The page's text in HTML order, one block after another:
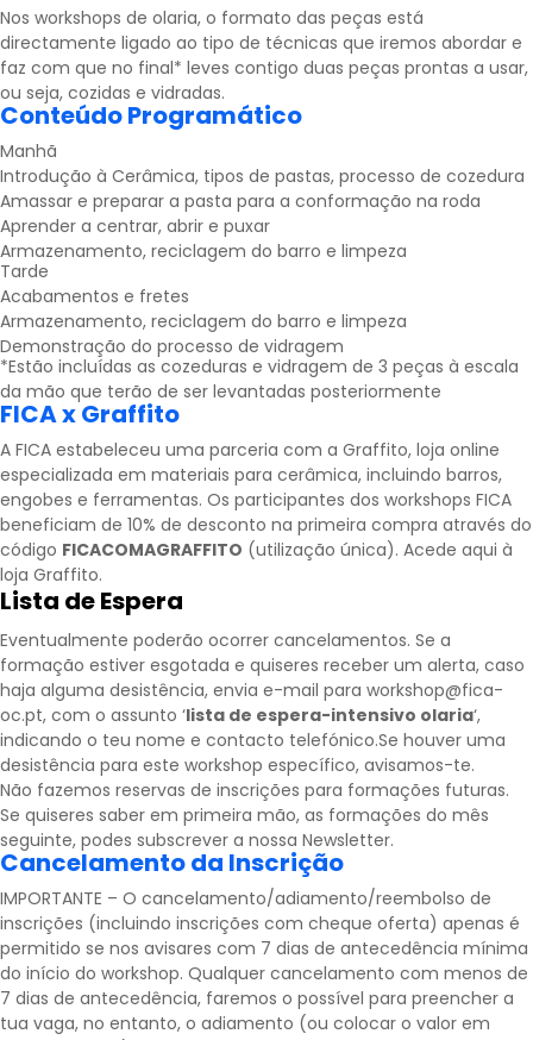
Nos workshops de olaria, o formato das peças está
directamente ligado ao tipo de técnicas que iremos abordar e
faz com que no final* leves contigo duas peças prontas a usar,
ou seja, cozidas e vidradas.
Conteúdo Programático
Manhã
Introdução à Cerâmica, tipos de pastas, processo de cozedura
Amassar e preparar a pasta para a conformação na roda
Aprender a centrar, abrir e puxar
Armazenamento, reciclagem do barro e limpeza
Tarde
Acabamentos e fretes
Armazenamento, reciclagem do barro e limpeza
Demonstração do processo de vidragem
*Estão incluídas as cozeduras e vidragem de 3 peças à escala
da mão que terão de ser levantadas posteriormente
FICA x Graffito
A FICA estabeleceu uma parceria com a Graffito, loja online
especializada em materiais para cerâmica, incluindo barros,
engobes e ferramentas. Os participantes dos workshops FICA
beneficiam de 10% de desconto na primeira compra através do
código FICACOMAGRAFFITO (utilização única). Acede aqui à
loja Graffito.
Lista de Espera
Eventualmente poderão ocorrer cancelamentos. Se a
formação estiver esgotada e quiseres receber um alerta, caso
haja alguma desistência, envia e-mail para workshop@fica-
oc.pt, com o assunto ‘lista de espera-intensivo olaria‘,
indicando o teu nome e contacto telefónico.Se houver uma
desistência para este workshop específico, avisamos-te.
Não fazemos reservas de inscrições para formações futuras.
Se quiseres saber em primeira mão, as formações do mês
seguinte, podes subscrever a nossa Newsletter.
Cancelamento da Inscrição
IMPORTANTE – O cancelamento/adiamento/reembolso de
inscrições (incluindo inscrições com cheque oferta) apenas é
permitido se nos avisares com 7 dias de antecedência mínima
do início do workshop. Qualquer cancelamento com menos de
7 dias de antecedência, faremos o possível para preencher a
tua vaga, no entanto, o adiamento (ou colocar o valor em